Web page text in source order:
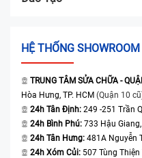
HỆ THỐNG SHOWROOM
TRUNG TÂM SỬA CHỮA -
Hòa Hưng, TP. HCM (Quận 10
24h Tân Định: 249 -251 Trần
24h Bình Phú: 733 Hậu
24h Tân Hưng: 481A Nguyễn
24h Xóm Củi: 507 Tùng